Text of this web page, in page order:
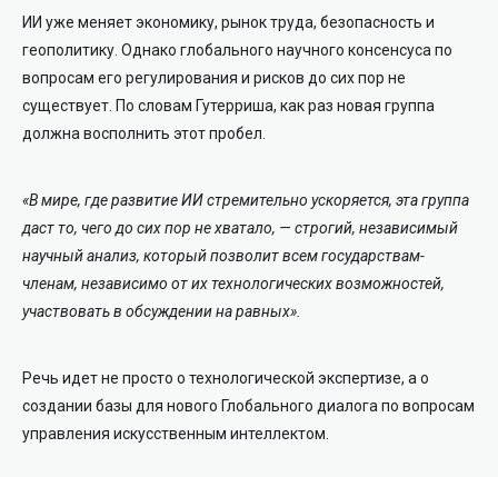
ИИ уже меняет экономику, рынок труда, безопасность и
геополитику. Однако глобального научного консенсуса по
вопросам его регулирования и рисков до сих пор не
существует. По словам Гутерриша, как раз новая группа
должна восполнить этот пробел.
«В мире, где развитие ИИ стремительно ускоряется, эта группа
даст то, чего до сих пор не хватало, — строгий, независимый
научный анализ, который позволит всем государствам-
членам, независимо от их технологических возможностей,
участвовать в обсуждении на равных».
Речь идет не просто о технологической экспертизе, а о
создании базы для нового Глобального диалога по вопросам
управления искусственным интеллектом.